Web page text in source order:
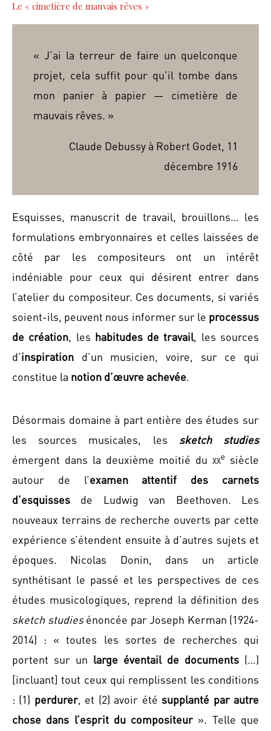
Le « cimetière de mauvais rêves »
« J’ai la terreur de faire un quelconque
projet, cela suffit pour qu’il tombe dans
mon panier à papier — cimetière de
mauvais rêves. »
Claude Debussy à Robert Godet, 11
décembre 1916
Esquisses, manuscrit de travail, brouillons… les
formulations embryonnaires et celles laissées de
côté par les compositeurs ont un intérêt
indéniable pour ceux qui désirent entrer dans
l’atelier du compositeur. Ces documents, si variés
soient-ils, peuvent nous informer sur le processus
de création, les habitudes de travail, les sources
d’inspiration d’un musicien, voire, sur ce qui
constitue la notion d’œuvre achevée.
Désormais domaine à part entière des études sur
les sources musicales, les sketch studies
émergent dans la deuxième moitié du xxe siècle
autour de l’examen attentif des carnets
d’esquisses de Ludwig van Beethoven. Les
nouveaux terrains de recherche ouverts par cette
expérience s’étendent ensuite à d’autres sujets et
époques. Nicolas Donin, dans un article
synthétisant le passé et les perspectives de ces
études musicologiques, reprend la définition des
sketch studiesénoncée par Joseph Kerman (1924-
2014) : « toutes les sortes de recherches qui
portent sur un large éventail de documents (…)
[incluant] tout ceux qui remplissent les conditions
: (1) perdurer, et (2) avoir étésupplanté par autre
chose dans l’esprit du compositeur». Telle que